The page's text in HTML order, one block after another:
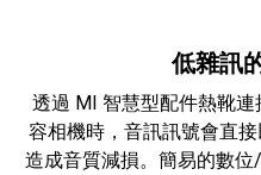
低雜訊
透過 MI 智慧型配件熱靴
容相機時，音訊訊號會直
造成音質減損。簡易的數